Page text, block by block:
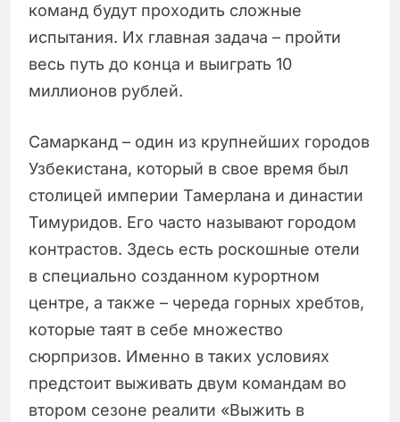
команд будут проходить сложные
испытания. Их главная задача – пройти
весь путь до конца и выиграть 10
миллионов рублей.
Самарканд – один из крупнейших городов
Узбекистана, который в свое время был
столицей империи Тамерлана и династии
Тимуридов. Его часто называют городом
контрастов. Здесь есть роскошные отели
в специально созданном курортном
центре, а также – череда горных хребтов,
которые таят в себе множество
сюрпризов. Именно в таких условиях
предстоит выживать двум командам во
втором сезоне реалити «Выжить в